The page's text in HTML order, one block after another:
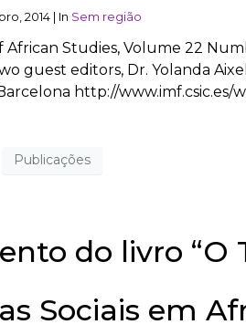
2014 In Sem região
Studies, Volume 22
guest editors, Dr. Yolanda
http://www.imf.csic.es/
Publicações
do livro
Sociais em